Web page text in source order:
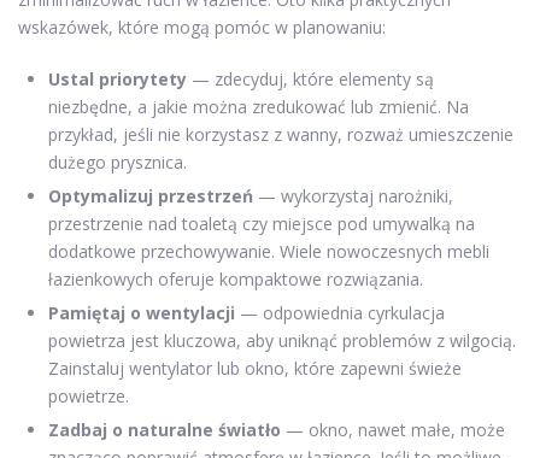
wskazówek, które mogą pomóc w planowaniu:
Ustal priorytety — zdecyduj, które elementy są
niezbędne, a jakie można zredukować lub zmienić. Na
przykład, jeśli nie korzystasz z wanny, rozważ umieszczenie
dużego prysznica.
Optymalizuj przestrzeń — wykorzystaj narożniki,
przestrzenie nad toaletą czy miejsce pod umywalką na
dodatkowe przechowywanie. Wiele nowoczesnych mebli
łazienkowych oferuje kompaktowe rozwiązania.
Pamiętaj o wentylacji — odpowiednia cyrkulacja
powietrza jest kluczowa, aby uniknąć problemów z wilgocią.
Zainstaluj wentylator lub okno, które zapewni świeże
powietrze.
Zadbaj o naturalne światło — okno, nawet małe, może